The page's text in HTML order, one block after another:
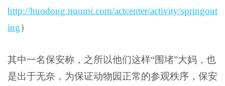
http://huodong.nuomi.com/actcenter/activity/springout
ing）
其中一名保安称，之所以他们这样“围堵”大妈，也
是出于无奈，为保证动物园正常的参观秩序，保安